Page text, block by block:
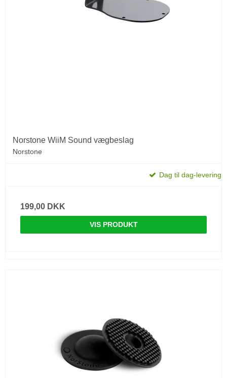
Norstone WiiM Sound vægbeslag
Norstone
Dag til dag-levering
199,00 DKK
VIS PRODUKT